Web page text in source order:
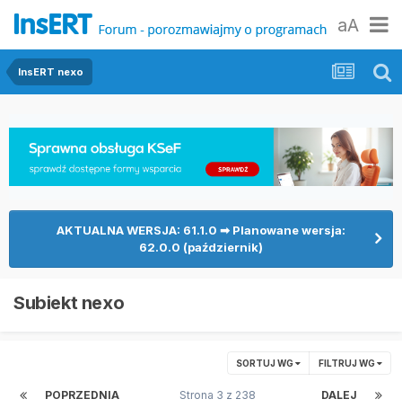
aA
InsERT nexo
AKTUALNA WERSJA: 61.1.0 ➡ Planowane wersja:
62.0.0 (październik)
Subiekt nexo
SORTUJ WG FILTRUJ WG
POPRZEDNIA DALEJ
Strona 3 z 238